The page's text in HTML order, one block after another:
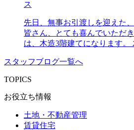
ス
先日、無事お引渡しを迎えた
皆さん、とても喜んでいただ
は、木造3階建てになります。
スタッフブログ一覧へ
TOPICS
お役立ち情報
土地・不動産管理
賃貸住宅